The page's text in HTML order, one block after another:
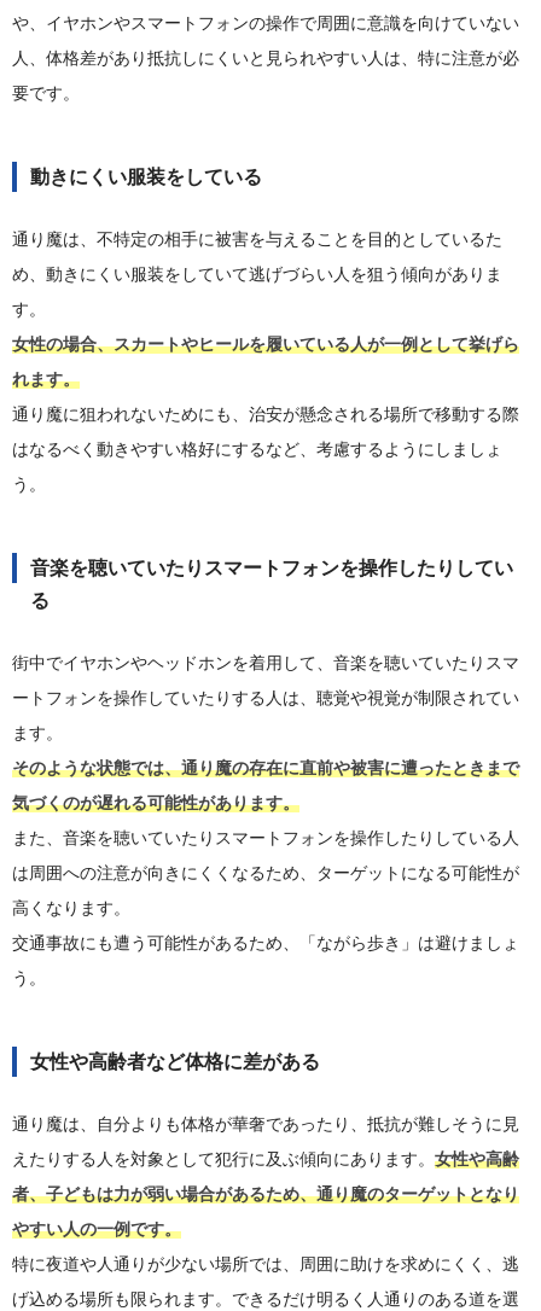
や、イヤホンやスマートフォンの操作で周囲に意識を向けていない
人、体格差があり抵抗しにくいと見られやすい人は、特に注意が必
要です。
動きにくい服装をしている
通り魔は、不特定の相手に被害を与えることを目的としているた
め、動きにくい服装をしていて逃げづらい人を狙う傾向がありま
す。
女性の場合、スカートやヒールを履いている人が一例として挙げら
れます。
通り魔に狙われないためにも、治安が懸念される場所で移動する際
はなるべく動きやすい格好にするなど、考慮するようにしましょ
う。
音楽を聴いていたりスマートフォンを操作したりしてい
る
街中でイヤホンやヘッドホンを着用して、音楽を聴いていたりスマ
ートフォンを操作していたりする人は、聴覚や視覚が制限されてい
ます。
そのような状態では、通り魔の存在に直前や被害に遭ったときまで
気づくのが遅れる可能性があります。
また、音楽を聴いていたりスマートフォンを操作したりしている人
は周囲への注意が向きにくくなるため、ターゲットになる可能性が
高くなります。
交通事故にも遭う可能性があるため、「ながら歩き」は避けましょ
う。
女性や高齢者など体格に差がある
通り魔は、自分よりも体格が華奢であったり、抵抗が難しそうに見
えたりする人を対象として犯行に及ぶ傾向にあります。 女性や高齢
者、子どもは力が弱い場合があるため、通り魔のターゲットとなり
やすい人の一例です。
特に夜道や人通りが少ない場所では、周囲に助けを求めにくく、逃
げ込める場所も限られます。できるだけ明るく人通りのある道を選